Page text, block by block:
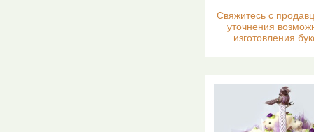
Cвяжитесь с
уточнения
изготовления